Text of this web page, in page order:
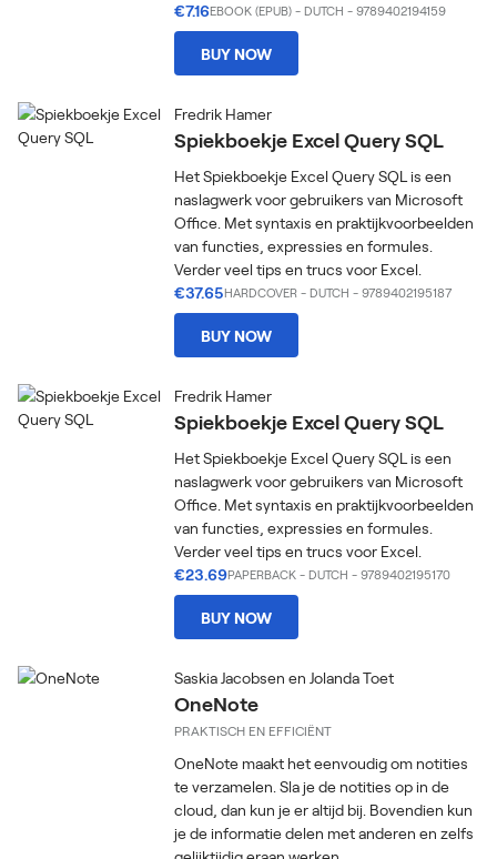
€7.16EBOOK (EPUB) - DUTCH - 9789402194159
BUY NOW
Fredrik Hamer
Spiekboekje Excel Query SQL
Het Spiekboekje Excel Query SQL is een
naslagwerk voor gebruikers van Microsoft
Office. Met syntaxis en praktijkvoorbeelden
van functies, expressies en formules.
Verder veel tips en trucs voor Excel.
€37.65HARDCOVER - DUTCH - 9789402195187
BUY NOW
Fredrik Hamer
Spiekboekje Excel Query SQL
Het Spiekboekje Excel Query SQL is een
naslagwerk voor gebruikers van Microsoft
Office. Met syntaxis en praktijkvoorbeelden
van functies, expressies en formules.
Verder veel tips en trucs voor Excel.
€23.69PAPERBACK - DUTCH - 9789402195170
BUY NOW
Saskia Jacobsen en Jolanda Toet
OneNote
PRAKTISCH EN EFFICIËNT
OneNote maakt het eenvoudig om notities
te verzamelen. Sla je de notities op in de
cloud, dan kun je er altijd bij. Bovendien kun
je de informatie delen met anderen en zelfs